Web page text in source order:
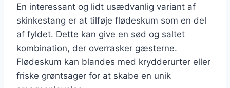
En interessant og lidt usædvanlig variant af
skinkestang er at tilføje flødeskum som en del
af fyldet. Dette kan give en sød og saltet
kombination, der overrasker gæsterne.
Flødeskum kan blandes med krydderurter eller
friske grøntsager for at skabe en unik